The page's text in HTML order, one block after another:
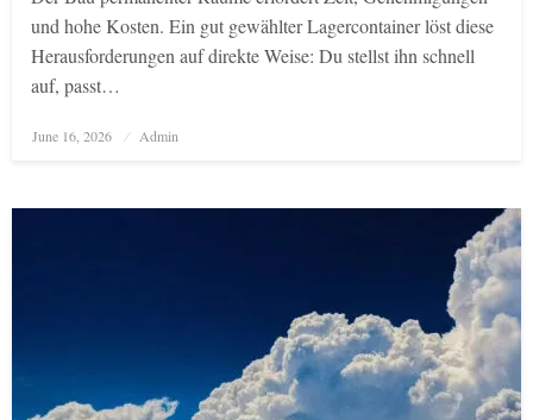
und hohe Kosten. Ein gut gewählter Lagercontainer löst diese
Herausforderungen auf direkte Weise: Du stellst ihn schnell
auf, passt…
Posted
June 16, 2026 Admin